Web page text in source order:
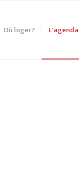
Où loger? L’agenda